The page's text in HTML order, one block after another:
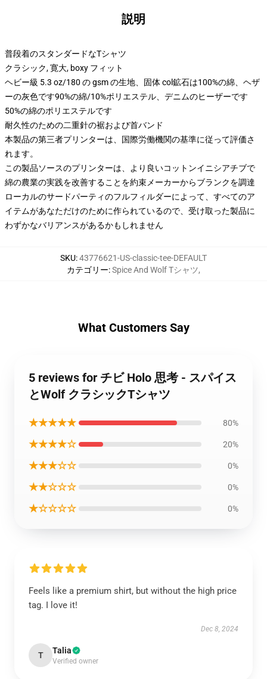
説明
普段着のスタンダードなTシャツ
クラシック, 寛大, boxy フィット
ヘビー級 5.3 oz/180 の gsm の生地、固体 col鉱石は100%の綿、ヘザ
ーの灰色です90%の綿/10%ポリエステル、デニムのヒーザーです
50%の綿のポリエステルです
耐久性のための二重針の裾および首バンド
本製品の第三者プリンターは、国際労働機関の基準に従って評価さ
れます。
この製品ソースのプリンターは、より良いコットンイニシアチブで
綿の農業の実践を改善することを約束メーカーからブランクを調達
ローカルのサードパーティのフルフィルダーによって、すべてのア
イテムがあなただけのために作られているので、受け取った製品に
わずかなバリアンスがあるかもしれません
SKU:43776621-US-classic-tee-DEFAULT
カテゴリー:Spice And Wolf Tシャツ,
What Customers Say
5 reviews for チビ Holo 思考 - スパイス
とWolf クラシックTシャツ
★★★★★ 80%
★★★★☆ 20%
★★★☆☆ 0%
★★☆☆☆ 0%
★☆☆☆☆ 0%
Feels like a premium shirt, but without the high price
tag. I love it!
Dec 8, 2024
T Talia
Verified owner